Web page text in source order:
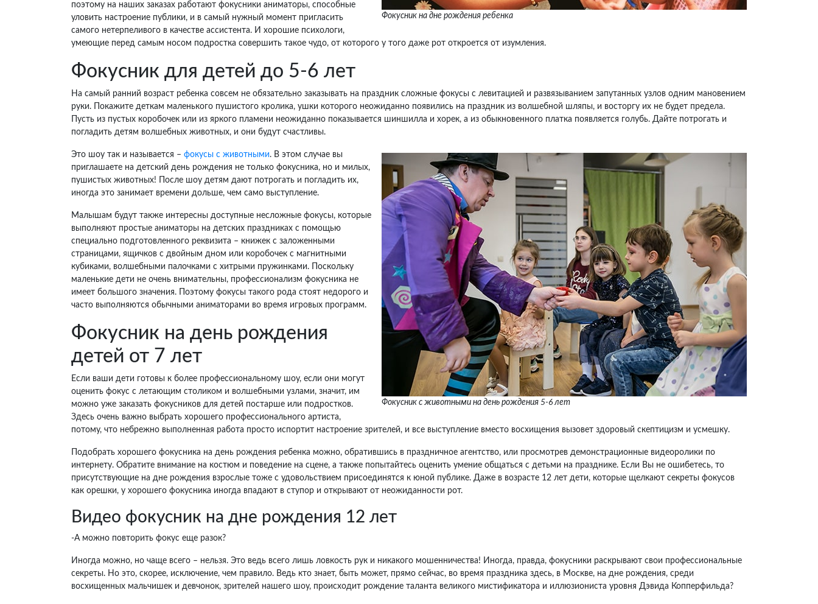
Фокусник на дне рождения ребенка
поэтому на наших заказах работают фокусники аниматоры, способные
уловить настроение публики, и в самый нужный момент пригласить
самого нетерпеливого в качестве ассистента. И хорошие психологи,
умеющие перед самым носом подростка совершить такое чудо, от которого у того даже рот откроется от изумления.
Фокусник для детей до 5-6 лет
На самый ранний возраст ребенка совсем не обязательно заказывать на праздник сложные фокусы с левитацией и развязыванием запутанных узлов одним мановением
руки. Покажите деткам маленького пушистого кролика, ушки которого неожиданно появились на праздник из волшебной шляпы, и восторгу их не будет предела.
Пусть из пустых коробочек или из яркого пламени неожиданно показывается шиншилла и хорек, а из обыкновенного платка появляется голубь. Дайте потрогать и
погладить детям волшебных животных, и они будут счастливы.
Фокусник с животными на день рождения 5-6 лет
Это шоу так и называется – фокусы с животными. В этом случае вы
приглашаете на детский день рождения не только фокусника, но и милых,
пушистых животных! После шоу детям дают потрогать и погладить их,
иногда это занимает времени дольше, чем само выступление.
Малышам будут также интересны доступные несложные фокусы, которые
выполняют простые аниматоры на детских праздниках с помощью
специально подготовленного реквизита – книжек с заложенными
страницами, ящичков с двойным дном или коробочек с магнитными
кубиками, волшебными палочками с хитрыми пружинками. Поскольку
маленькие дети не очень внимательны, профессионализм фокусника не
имеет большого значения. Поэтому фокусы такого рода стоят недорого и
часто выполняются обычными аниматорами во время игровых программ.
Фокусник на день рождения
детей от 7 лет
Если ваши дети готовы к более профессиональному шоу, если они могут
оценить фокус с летающим столиком и волшебными узлами, значит, им
можно уже заказать фокусников для детей постарше или подростков.
Здесь очень важно выбрать хорошего профессионального артиста,
потому, что небрежно выполненная работа просто испортит настроение зрителей, и все выступление вместо восхищения вызовет здоровый скептицизм и усмешку.
Подобрать хорошего фокусника на день рождения ребенка можно, обратившись в праздничное агентство, или просмотрев демонстрационные видеоролики по
интернету. Обратите внимание на костюм и поведение на сцене, а также попытайтесь оценить умение общаться с детьми на празднике. Если Вы не ошибетесь, то
присутствующие на дне рождения взрослые тоже с удовольствием присоединятся к юной публике. Даже в возрасте 12 лет дети, которые щелкают секреты фокусов
как орешки, у хорошего фокусника иногда впадают в ступор и открывают от неожиданности рот.
Видео фокусник на дне рождения 12 лет
-А можно повторить фокус еще разок?
Иногда можно, но чаще всего – нельзя. Это ведь всего лишь ловкость рук и никакого мошенничества! Иногда, правда, фокусники раскрывают свои профессиональные
секреты. Но это, скорее, исключение, чем правило. Ведь кто знает, быть может, прямо сейчас, во время праздника здесь, в Москве, на дне рождения, среди
восхищенных мальчишек и девчонок, зрителей нашего шоу, происходит рождение таланта великого мистификатора и иллюзиониста уровня Дэвида Копперфильда?